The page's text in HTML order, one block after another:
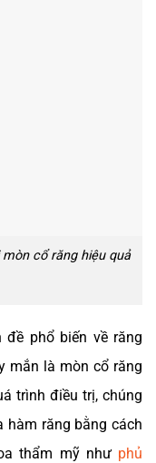
cổ răng hiệu quả
phổ biến về răng
mắn là mòn cổ răng
trình điều trị, chúng
hàm răng bằng cách
thẩm mỹ như phủ